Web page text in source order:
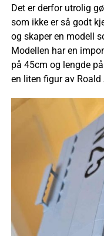
Det er derfor utrolig
som ikke er så godt
og skaper en modell
Modellen har en
på 45cm og lengde
en liten figur av Roald